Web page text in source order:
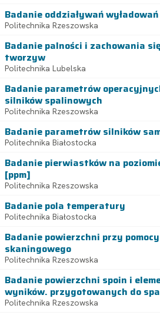
Badanie oddziaływań
Politechnika Rzeszowska
Badanie palności i zachowania
tworzyw
Politechnika Lubelska
Badanie parametrów
silników spalinowych
Politechnika Rzeszowska
Badanie parametrów silników
Politechnika Białostocka
Badanie pierwiastków na
[ppm]
Politechnika Rzeszowska
Badanie pola temperatury
Politechnika Białostocka
Badanie powierzchni przy
skaningowego
Politechnika Rzeszowska
Badanie powierzchni spoin i
wyników. przygotowanych do
Politechnika Rzeszowska